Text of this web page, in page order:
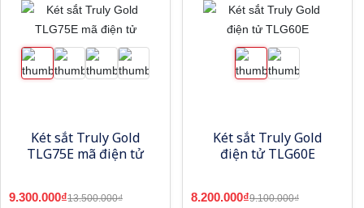
Két sắt Truly Gold
TLG75E mã điện tử
9.300.000₫13.500.000₫
Két sắt Truly Gold
điện tử TLG60E
8.200.000₫9.100.000₫